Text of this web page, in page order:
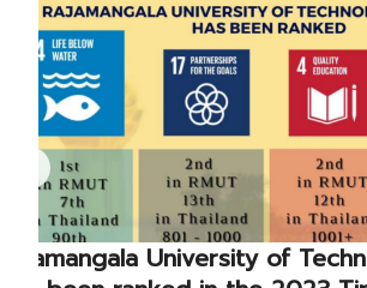
Rajamangala University of